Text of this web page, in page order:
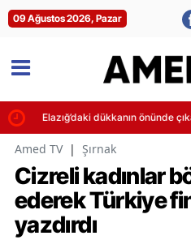
09 Ağustos 2026, Pazar
Elazığ’daki dükkanın önünde
Amed TV | Şırnak
Cizreli kadınlar
ederek Türkiye
yazdırdı